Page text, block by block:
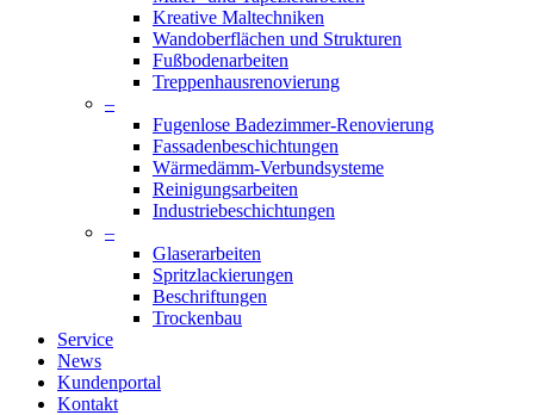
Kreative Maltechniken
Wandoberflächen und Strukturen
Fußbodenarbeiten
Treppenhausrenovierung
–
Fugenlose Badezimmer-Renovierung
Fassadenbeschichtungen
Wärmedämm-Verbundsysteme
Reinigungsarbeiten
Industriebeschichtungen
–
Glaserarbeiten
Spritzlackierungen
Beschriftungen
Trockenbau
Service
News
Kundenportal
Kontakt